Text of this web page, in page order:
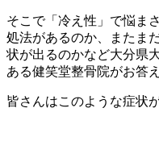
そこで「冷え性」で悩ま
処法があるのか、またま
状が出るのかなど大分県
ある健笑堂整骨院がお答
皆さんはこのような症状